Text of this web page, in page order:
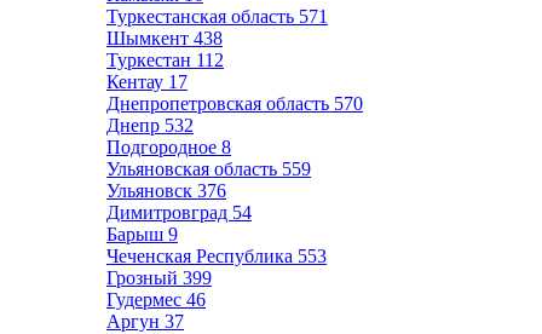
Туркестанская область 571
Шымкент 438
Туркестан 112
Кентау 17
Днепропетровская область 570
Днепр 532
Подгородное 8
Ульяновская область 559
Ульяновск 376
Димитровград 54
Барыш 9
Чеченская Республика 553
Грозный 399
Гудермес 46
Аргун 37